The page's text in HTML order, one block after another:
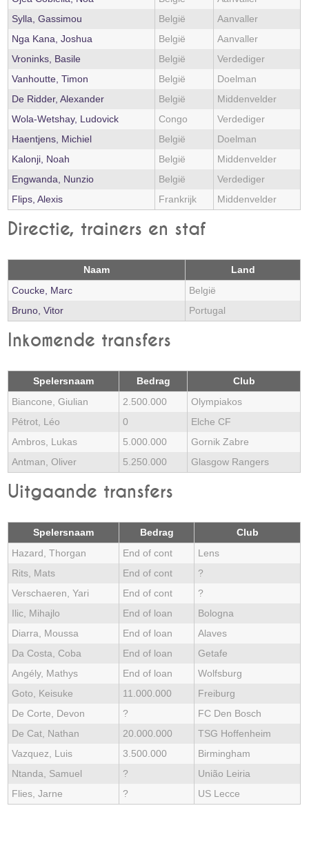
Sylla, Gassimou
België
Aanvaller
Nga Kana, Joshua
België
Aanvaller
Vroninks, Basile
België
Verdediger
Vanhoutte, Timon
België
Doelman
De Ridder, Alexander
België
Middenvelder
Wola-Wetshay, Ludovick
Congo
Verdediger
Haentjens, Michiel
België
Doelman
Kalonji, Noah
België
Middenvelder
Engwanda, Nunzio
België
Verdediger
Flips, Alexis
Frankrijk Middenvelder
Directie, trainers en staf
Naam
Land
Coucke, Marc
België
Bruno, Vitor
Portugal
Inkomende transfers
Spelersnaam Bedrag
Club
Biancone, Giulian
2.500.000
Olympiakos
Pétrot, Léo
0
Elche CF
Ambros, Lukas
5.000.000
Gornik Zabre
Antman, Oliver
5.250.000 Glasgow Rangers
Uitgaande transfers
Spelersnaam Bedrag
Club
Hazard, Thorgan
End of cont
Lens
Rits, Mats
End of cont
?
Verschaeren, Yari
End of cont
?
Ilic, Mihajlo
End of loan
Bologna
Diarra, Moussa
End of loan
Alaves
Da Costa, Coba
End of loan
Getafe
Angély, Mathys
End of loan
Wolfsburg
Goto, Keisuke
11.000.000
Freiburg
De Corte, Devon
?
FC Den Bosch
De Cat, Nathan
20.000.000
TSG Hoffenheim
Vazquez, Luis
3.500.000
Birmingham
Ntanda, Samuel
?
União Leiria
Flies, Jarne
? US Lecce